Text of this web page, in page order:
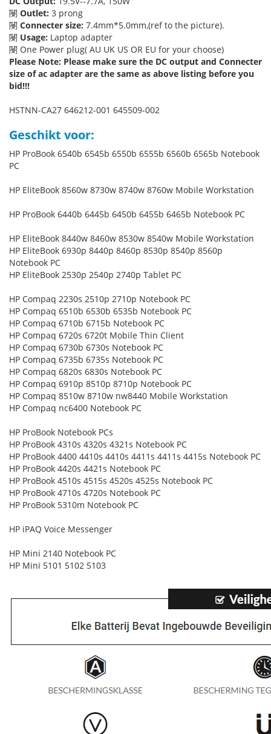
閿 Outlet: 3 prong
閿 Connecter size: 7.4mm*5.0mm,(ref to the picture).
閿 Usage: Laptop adapter
閿 One Power plug( AU UK US OR EU for your choose)
Please Note: Please make sure the DC output and Connecter
size of ac adapter are the same as above listing before you
bid!!!
HSTNN-CA27 646212-001 645509-002
Geschikt voor:
HP ProBook 6540b 6545b 6550b 6555b 6560b 6565b Notebook
PC
HP EliteBook 8560w 8730w 8740w 8760w Mobile Workstation
HP ProBook 6440b 6445b 6450b 6455b 6465b Notebook PC
HP EliteBook 8440w 8460w 8530w 8540w Mobile Workstation
HP EliteBook 6930p 8440p 8460p 8530p 8540p 8560p
Notebook PC
HP EliteBook 2530p 2540p 2740p Tablet PC
HP Compaq 2230s 2510p 2710p Notebook PC
HP Compaq 6510b 6530b 6535b Notebook PC
HP Compaq 6710b 6715b Notebook PC
HP Compaq 6720s 6720t Mobile Thin Client
HP Compaq 6730b 6730s Notebook PC
HP Compaq 6735b 6735s Notebook PC
HP Compaq 6820s 6830s Notebook PC
HP Compaq 6910p 8510p 8710p Notebook PC
HP Compaq 8510w 8710w nw8440 Mobile Workstation
HP Compaq nc6400 Notebook PC
HP ProBook Notebook PCs
HP ProBook 4310s 4320s 4321s Notebook PC
HP ProBook 4400 4410s 4410s 4411s 4411s 4415s Notebook PC
HP ProBook 4420s 4421s Notebook PC
HP ProBook 4510s 4515s 4520s 4525s Notebook PC
HP ProBook 4710s 4720s Notebook PC
HP ProBook 5310m Notebook PC
HP iPAQ Voice Messenger
HP Mini 2140 Notebook PC
HP Mini 5101 5102 5103